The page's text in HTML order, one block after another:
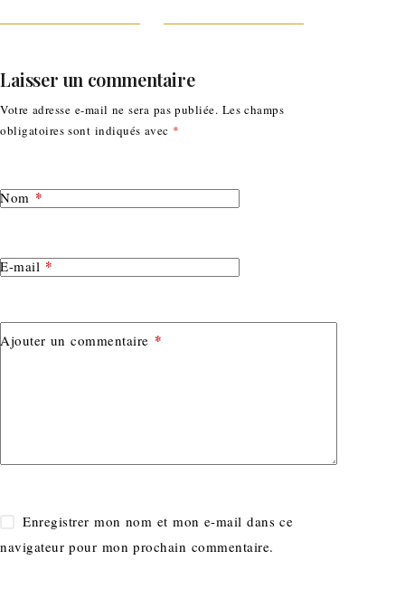
Laisser un commentaire
Votre adresse e-mail ne sera pas publiée. Les champs
obligatoires sont indiqués avec *
Nom *
E-mail *
Ajouter un commentaire *
Enregistrer mon nom et mon e-mail dans ce
navigateur pour mon prochain commentaire.